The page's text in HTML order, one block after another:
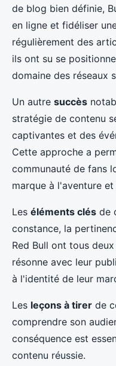
de blog bien définie,
en ligne et fidéliser
régulièrement des
ils ont su se
domaine des réseaux
Un autre succès
stratégie de contenu
captivantes et des
Cette approche a
communauté de fans
marque à l'aventure
Les éléments clés de
constance, la
Red Bull ont tous
résonne avec leur
à l'identité de leur
Les leçons à tirer de
comprendre son
conséquence est
contenu réussie.